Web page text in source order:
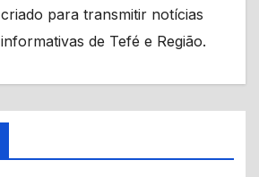
criado para transmitir notícias
informativas de Tefé e Região.